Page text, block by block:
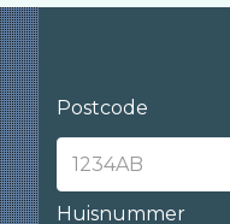
Postcode
Huisnummer